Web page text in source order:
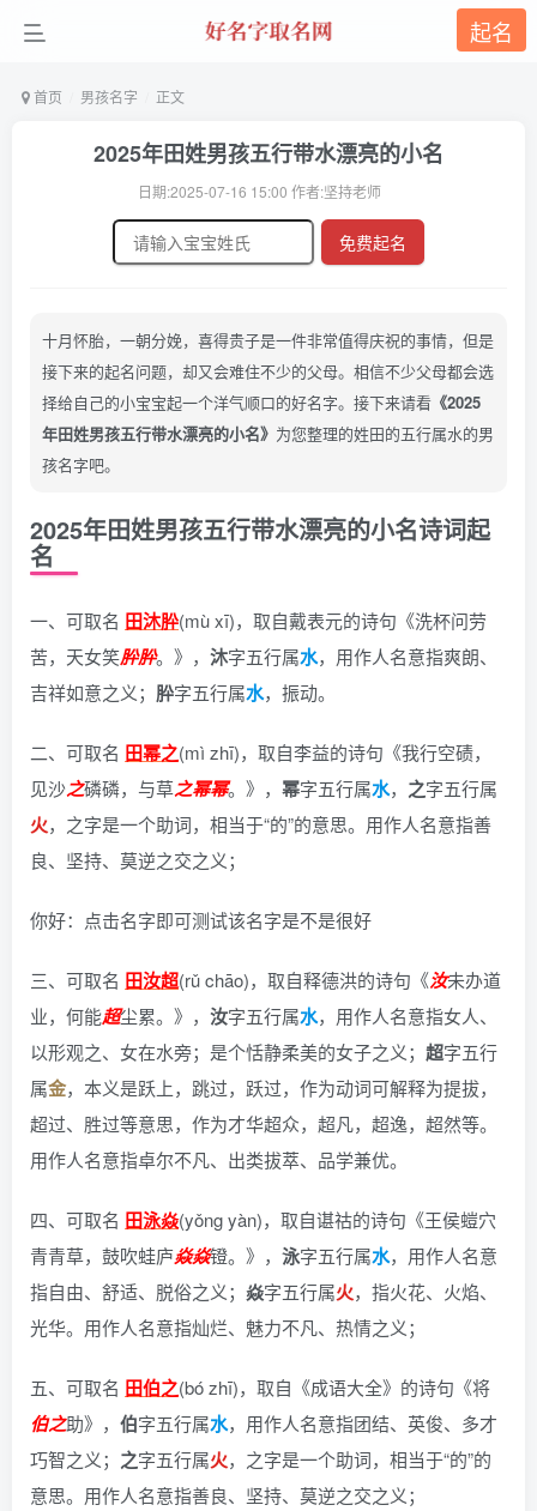
起名
首页 男孩名字 正文
2025年田姓男孩五行带水漂亮的小名
日期:2025-07-16 15:00 作者:坚持老师
免费起名
十月怀胎，一朝分娩，喜得贵子是一件非常值得庆祝的事情，但是
接下来的起名问题，却又会难住不少的父母。相信不少父母都会选
择给自己的小宝宝起一个洋气顺口的好名字。接下来请看 《2025
年田姓男孩五行带水漂亮的小名》 为您整理的姓田的五行属水的男
孩名字吧。
2025年田姓男孩五行带水漂亮的小名诗词起
名
一、可取名 田沐肸(mù xī)， 取自戴表元的诗句《洗杯问劳
苦，天女笑肸肸。》 ， 沐字五行属水，用作人名意指爽朗、
吉祥如意之义； 肸字五行属水，振动。
二、可取名 田幂之(mì zhī)， 取自李益的诗句《我行空碛，
见沙之磷磷，与草之幂幂。》 ， 幂字五行属水， 之字五行属
火，之字是一个助词，相当于“的”的意思。用作人名意指善
良、坚持、莫逆之交之义；
你好：点击名字即可测试该名字是不是很好
三、可取名 田汝超(rǔ chāo)， 取自释德洪的诗句《汝未办道
业，何能超尘累。》 ， 汝字五行属水，用作人名意指女人、
以形观之、女在水旁；是个恬静柔美的女子之义； 超字五行
属金，本义是跃上，跳过，跃过，作为动词可解释为提拔，
超过、胜过等意思，作为才华超众，超凡，超逸，超然等。
用作人名意指卓尔不凡、出类拔萃、品学兼优。
四、可取名 田泳焱(yǒng yàn)， 取自谌祜的诗句《王侯螘穴
青青草，鼓吹蛙庐焱焱镫。》 ， 泳字五行属水，用作人名意
指自由、舒适、脱俗之义； 焱字五行属火，指火花、火焰、
光华。用作人名意指灿烂、魅力不凡、热情之义；
五、可取名 田伯之(bó zhī)， 取自《成语大全》的诗句《将
伯之助》 ， 伯字五行属水，用作人名意指团结、英俊、多才
巧智之义； 之字五行属火，之字是一个助词，相当于“的”的
意思。用作人名意指善良、坚持、莫逆之交之义；